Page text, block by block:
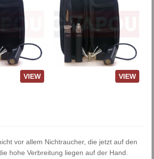
VIEW VIEW
vor allem Nichtraucher, die jetzt auf den
hohe Verbreitung liegen auf der Hand.